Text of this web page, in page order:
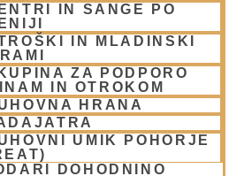
IN SANGE PO
IN MLADINSKI
ZA PODPORO
IN OTROKOM
HRANA
UMIK POHORJE
DOHODNINO